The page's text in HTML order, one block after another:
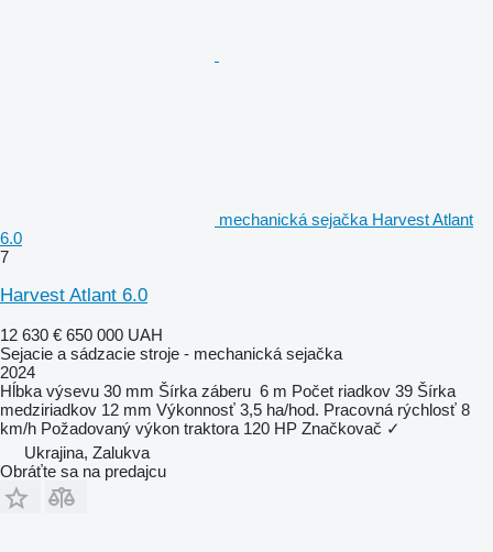
mechanická sejačka Harvest Atlant
6.0
7
Harvest Atlant 6.0
12 630 € 650 000 UAH
Sejacie a sádzacie stroje - mechanická sejačka
2024
Hĺbka výsevu 30 mm Šírka záberu 6 m Počet riadkov 39 Šírka
medziriadkov 12 mm Výkonnosť 3,5 ha/hod. Pracovná rýchlosť 8
km/h Požadovaný výkon traktora 120 HP Značkovač ✓
Ukrajina, Zalukva
Obráťte sa na predajcu